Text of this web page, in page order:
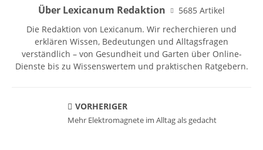
Über Lexicanum Redaktion
5685 Artikel
Die Redaktion von Lexicanum. Wir recherchieren und
erklären Wissen, Bedeutungen und Alltagsfragen
verständlich – von Gesundheit und Garten über Online-
Dienste bis zu Wissenswertem und praktischen Ratgebern.
VORHERIGER
Mehr Elektromagnete im Alltag als gedacht